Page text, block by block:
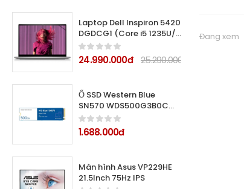
Laptop Dell Inspiron 5420
DGDCG1 (Core i5 1235U/
16GB/ 512GB SSD/ Nvidia
GeForce MX570 2GB
GDDR6/ 14.0inch Full HD+/
Vỏ nhôm)
24.990.000đ 25.290.000đ
Ổ SSD Western Blue
SN570 WDS500G3B0C
500GB PCIe NVMe™
Gen3x4 M2-2280 (đọc:
3500MB/s /ghi:
1.688.000đ
Màn hình Asus VP229HE
21.5Inch 75Hz IPS
Đang xem